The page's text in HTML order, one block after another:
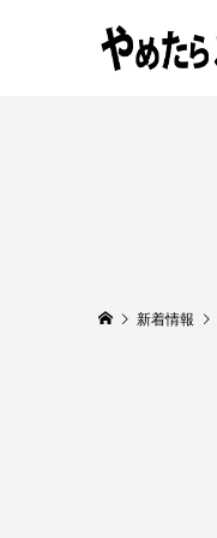
新着情報